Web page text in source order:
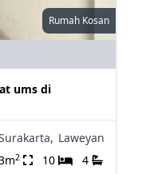
Rumah Kosan
ums di
Laweyan
2 10 4